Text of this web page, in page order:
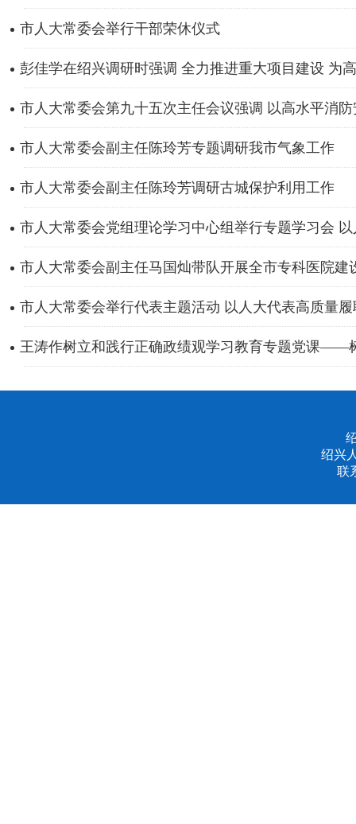
市人大常委会举行干部荣休仪式
彭佳学在绍兴调研时强调 全力推进重大项目建设 为
市人大常委会第九十五次主任会议强调 以高水平消
市人大常委会副主任陈玲芳专题调研我市气象工作
市人大常委会副主任陈玲芳调研古城保护利用工作
市人大常委会党组理论学习中心组举行专题学习会
市人大常委会副主任马国灿带队开展全市专科医院建
市人大常委会举行代表主题活动 以人大代表高质量
王涛作树立和践行正确政绩观学习教育专题党课——
绍兴
联